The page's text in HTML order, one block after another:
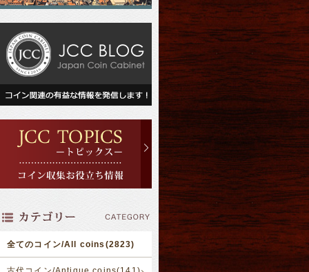
全てのコイン/All coins(2823)